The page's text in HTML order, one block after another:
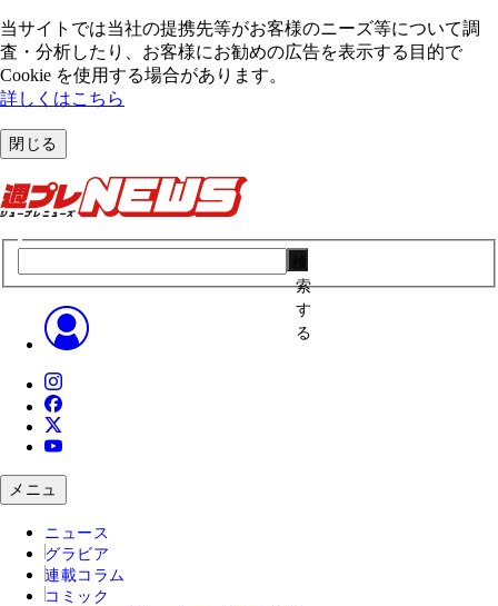
当サイトでは当社の提携先等がお客様のニーズ等について調
査・分析したり、お客様にお勧めの広告を表⽰する⽬的で
Cookie を使⽤する場合があります。
詳しくはこちら
閉じる
索
す
る
メニュ
ニュース
グラビア
連載コラム
コミック